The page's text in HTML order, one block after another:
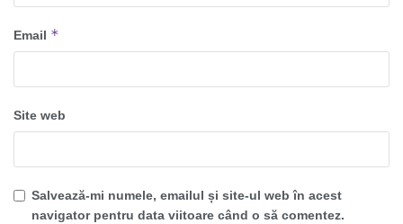
Email *
Site web
Salvează-mi numele, emailul și site-ul web în acest
navigator pentru data viitoare când o să comentez.